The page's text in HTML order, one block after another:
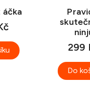
áčka
299
Do